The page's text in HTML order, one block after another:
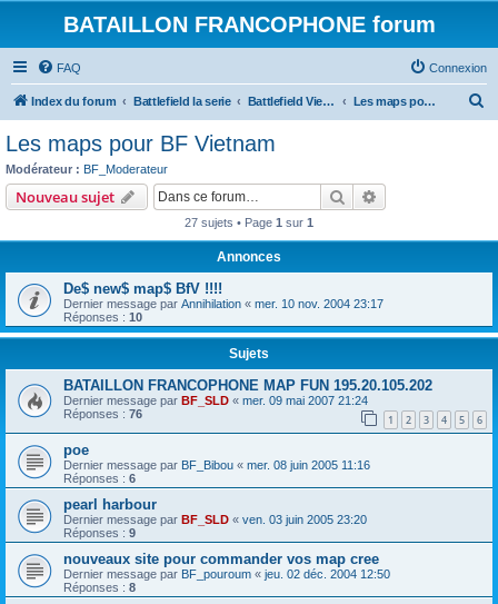
BATAILLON FRANCOPHONE forum
FAQ Connexion
Index du forum Battlefield la serie Battlefield Vietnam: addon et mod Les maps pour BF Vietnam
r
Les maps pour BF Vietnam
Modérateur : BF_Moderateur
Nouveau sujet Rechercher
27 sujets • Page 1 sur 1
Annonces
De$ new$ map$ BfV !!!!
Dernier message par Annihilation « mer. 10 nov. 2004 23:17
Réponses : 10
Sujets
BATAILLON FRANCOPHONE MAP FUN 195.20.105.202
Dernier message par BF_SLD « mer. 09 mai 2007 21:24
Réponses : 76 1 2 3 4 5 6
poe
Dernier message par BF_Bibou « mer. 08 juin 2005 11:16
Réponses : 6
pearl harbour
Dernier message par BF_SLD « ven. 03 juin 2005 23:20
Réponses : 9
nouveaux site pour commander vos map cree
Dernier message par BF_pouroum « jeu. 02 déc. 2004 12:50
Réponses : 8